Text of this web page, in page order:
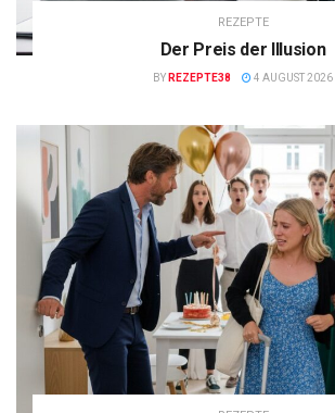
REZEPTE
Der Preis der Illusion
BY REZEPTE38 4 AUGUST 2026